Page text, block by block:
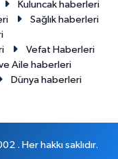
Kuluncak haberleri
Sağlık haberleri
Vefat Haberleri
ve Aile haberleri
Dünya haberleri
. Her hakkı saklıdır.